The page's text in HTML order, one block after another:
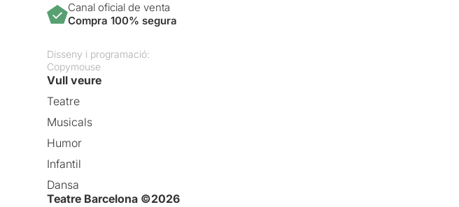
Canal oficial de venta
Compra 100% segura
Disseny i programació:
Copymouse
Vull veure
Teatre
Musicals
Humor
Infantil
Dansa
Teatre Barcelona ©2026